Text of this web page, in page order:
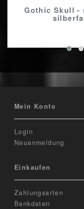
Gothic Skull -
Mein Konto
Login
Neuanmeldung
Einkaufen
Zahlungsarten
Bankdaten